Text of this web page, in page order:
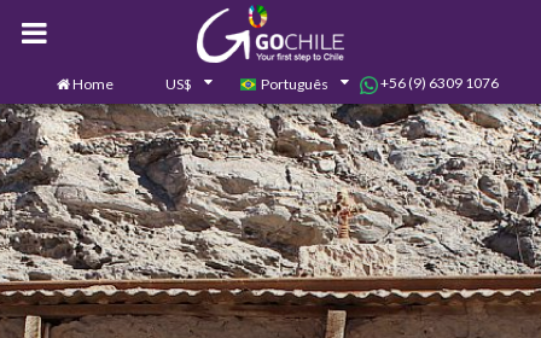
Home US$ Português +56 (9) 6309 1076
Contate-nos 0